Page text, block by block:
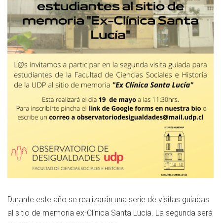
Durante este año se realizarán una serie de visitas guiadas
al sitio de memoria ex-Clínica Santa Lucía. La segunda será